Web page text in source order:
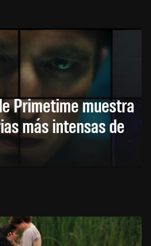
Primetime muestra
más intensas de